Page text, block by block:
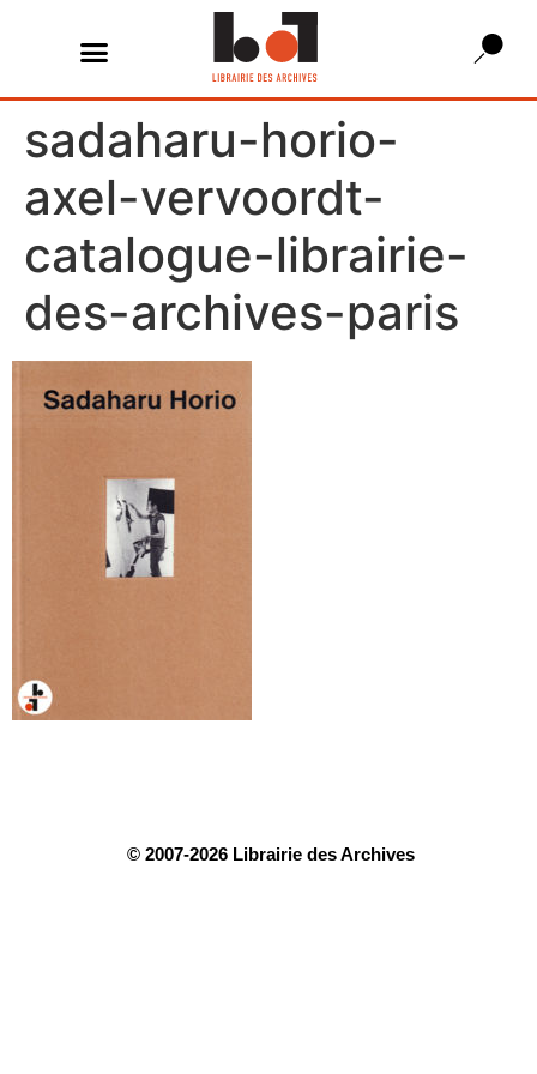
sadaharu-horio-
axel-vervoordt-
catalogue-librairie-
des-archives-paris
© 2007-2026 Librairie des Archives